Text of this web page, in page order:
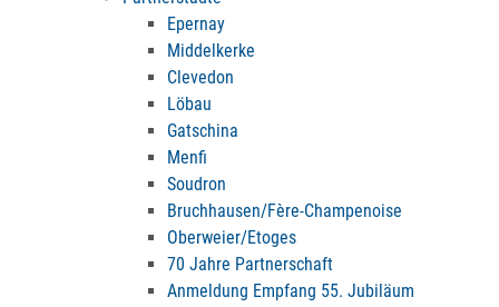
Epernay
Middelkerke
Clevedon
Löbau
Gatschina
Menfi
Soudron
Bruchhausen/Fère-Champenoise
Oberweier/Etoges
70 Jahre Partnerschaft
Anmeldung Empfang 55. Jubiläum